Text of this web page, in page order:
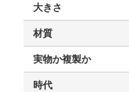
大きさ
材質
実物か複製か
時代